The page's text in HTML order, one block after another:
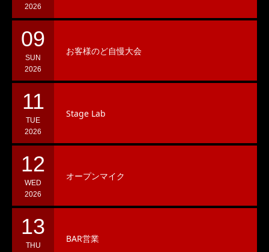
2026
09
SUN
2026
お客様のど自慢大会
11
TUE
2026
Stage Lab
12
WED
2026
オープンマイク
13
THU
BAR営業